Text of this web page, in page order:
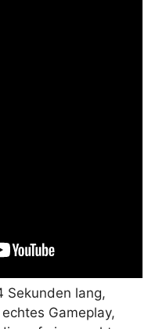
Sekunden lang,
Gameplay,